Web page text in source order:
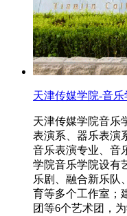
天津传媒学院-音乐
天津传媒学院音乐
表演系、器乐表演
音乐表演专业、音
学院音乐学院设有
乐剧、融合新乐队
育等多个工作室；
团等6个艺术团，